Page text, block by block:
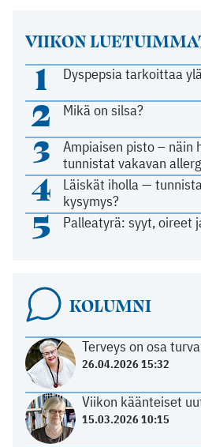
VIIKON
1 Dyspepsia tarkoittaa
2 Mikä on silsa?
3
Ampiaisen pisto – näin
tunnistat vakavan
4
Läiskät iholla —
kysymys?
5 Palleatyrä: syyt, oireet
KOLUMNI
Terveys on osa
26.04.2026 15:32
Viikon käänteiset
15.03.2026 10:15